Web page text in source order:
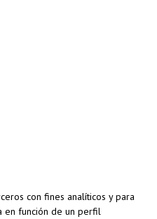
con fines analíticos y para
en función de un perfil